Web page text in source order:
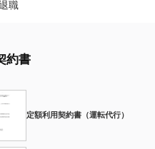
職
約書
定額利用契約書（運転代行）